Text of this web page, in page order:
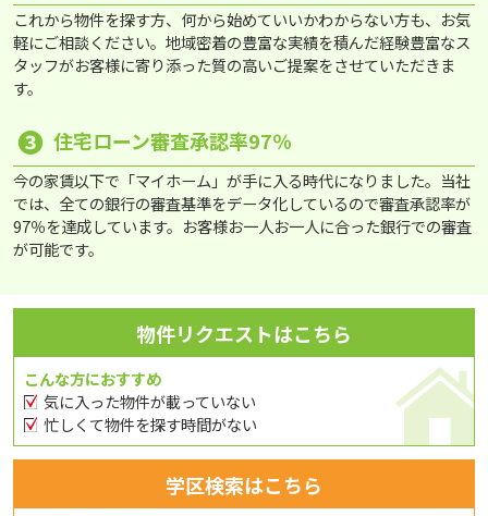
これから物件を探す方、何から始めていいかわからない方も、お気
軽にご相談ください。地域密着の豊富な実績を積んだ経験豊富なス
タッフがお客様に寄り添った質の高いご提案をさせていただきま
す。
❸ 住宅ローン審査承認率97％
今の家賃以下で「マイホーム」が手に入る時代になりました。当社
では、全ての銀行の審査基準をデータ化しているので審査承認率が
97％を達成しています。お客様お一人お一人に合った銀行での審査
が可能です。
物件リクエストはこちら
こんな方におすすめ
気に入った物件が載っていない
忙しくて物件を探す時間がない
学区検索はこちら